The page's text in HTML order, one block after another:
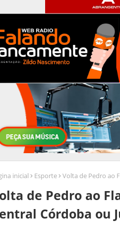
inicial Esporte Volta de Pedro ao
de Pedro ao
Córdoba ou